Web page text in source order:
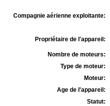
Compagnie aérienne exploitante:
Propriétaire de l'appareil:
Nombre de moteurs:
Type de moteur:
Moteur:
Age de l'appareil:
Statut: